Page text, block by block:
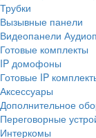
Трубки
Вызывные панели
Видеопанели
Готовые комплекты
IP домофоны
Готовые IP
Аксессуары
Дополнительное
Переговорные
Интеркомы